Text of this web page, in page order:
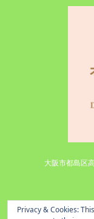
大阪市都島区
Facebook
Privacy & Cookies: